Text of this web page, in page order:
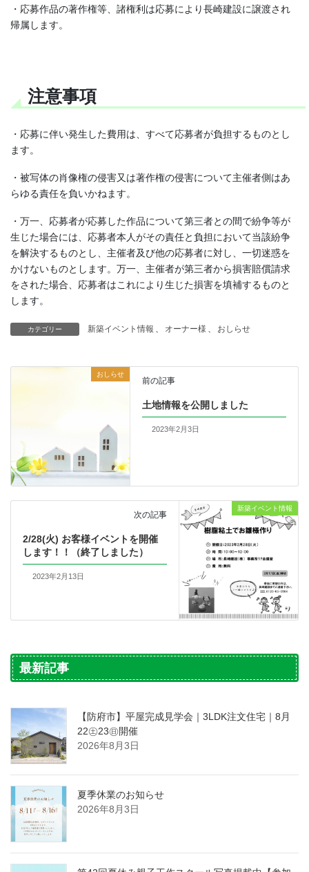
・応募作品の著作権等、諸権利は応募により長崎建設に譲渡され
帰属します。
注意事項
・応募に伴い発生した費用は、すべて応募者が負担するものとし
ます。
・被写体の肖像権の侵害又は著作権の侵害について主催者側はあ
らゆる責任を負いかねます。
・万一、応募者が応募した作品について第三者との間で紛争等が
生じた場合には、応募者本人がその責任と負担において当該紛争
を解決するものとし、主催者及び他の応募者に対し、一切迷惑を
かけないものとします。万一、主催者が第三者から損害賠償請求
をされた場合、応募者はこれにより生じた損害を填補するものと
します。
カテゴリー 新築イベント情報 オーナー様 おしらせ
おしらせ
前の記事
土地情報を公開しました
2023年2月3日
新築イベント情報
次の記事
2/28(火) お客様イベントを開催
します！！（終了しました）
2023年2月13日
最新記事
【防府市】平屋完成見学会｜3LDK注文住宅｜8月
22㊏23㊐開催
2026年8月3日
夏季休業のお知らせ
2026年8月3日